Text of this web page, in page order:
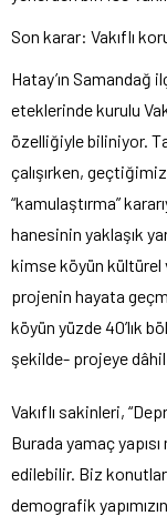
Son karar: Vakıflı
Hatay’ın Samandağ
eteklerinde kurulu
özelliğiyle biliniyor.
çalışırken,
“kamulaştırma”
hanesinin yaklaşık
kimse köyün
projenin hayata
köyün yüzde 40’lık
şekilde- projeye
Vakıflı sakinleri,
Burada yamaç
edilebilir. Biz
demografik